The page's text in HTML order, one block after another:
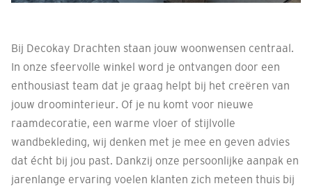
Bij Decokay Drachten staan jouw woonwensen centraal.
In onze sfeervolle winkel word je ontvangen door een
enthousiast team dat je graag helpt bij het creëren van
jouw droominterieur. Of je nu komt voor nieuwe
raamdecoratie, een warme vloer of stijlvolle
wandbekleding, wij denken met je mee en geven advies
dat écht bij jou past. Dankzij onze persoonlijke aanpak en
jarenlange ervaring voelen klanten zich meteen thuis bij